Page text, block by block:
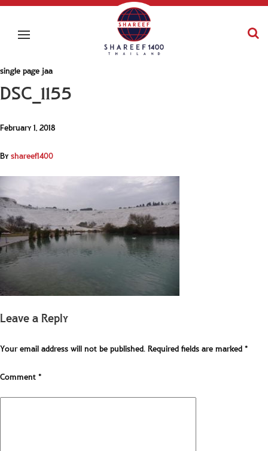
single page jaa
DSC_1155
February 1, 2018
Byshareef1400
Leave a Reply
Your email address will not be published.Required fields are marked*
Comment*